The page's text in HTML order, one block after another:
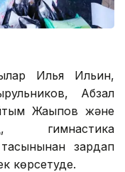
Илья Ильин,
Абзал
Жақыпов және
гимнастика
зардап
көрсетуде.